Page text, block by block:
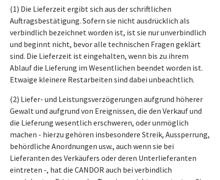
(1) Die Lieferzeit ergibt sich aus der schriftlichen
Auftragsbestätigung. Sofern sie nicht ausdrücklich als
verbindlich bezeichnet worden ist, ist sie nur unverbindlich
und beginnt nicht, bevor alle technischen Fragen geklärt
sind. Die Lieferzeit ist eingehalten, wenn bis zu ihrem
Ablauf die Lieferung im Wesentlichen beendet worden ist.
Etwaige kleinere Restarbeiten sind dabei unbeachtlich.
(2) Liefer- und Leistungsverzögerungen aufgrund höherer
Gewalt und aufgrund von Ereignissen, die den Verkauf und
die Lieferung wesentlich erschweren, oder unmöglich
machen - hierzu gehören insbesondere Streik, Aussperrung,
behördliche Anordnungen usw., auch wenn sie bei
Lieferanten des Verkäufers oder deren Unterlieferanten
eintreten -, hat die CANDOR auch bei verbindlich